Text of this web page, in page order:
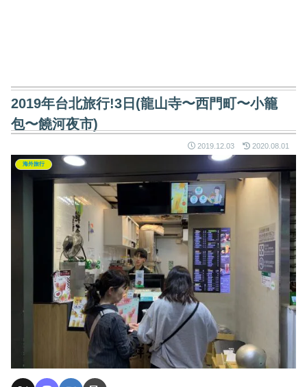
2019年台北旅行!3日(龍山寺〜西門町〜小籠
包〜饒河夜市)
2019.12.03 2020.08.01
海外旅行